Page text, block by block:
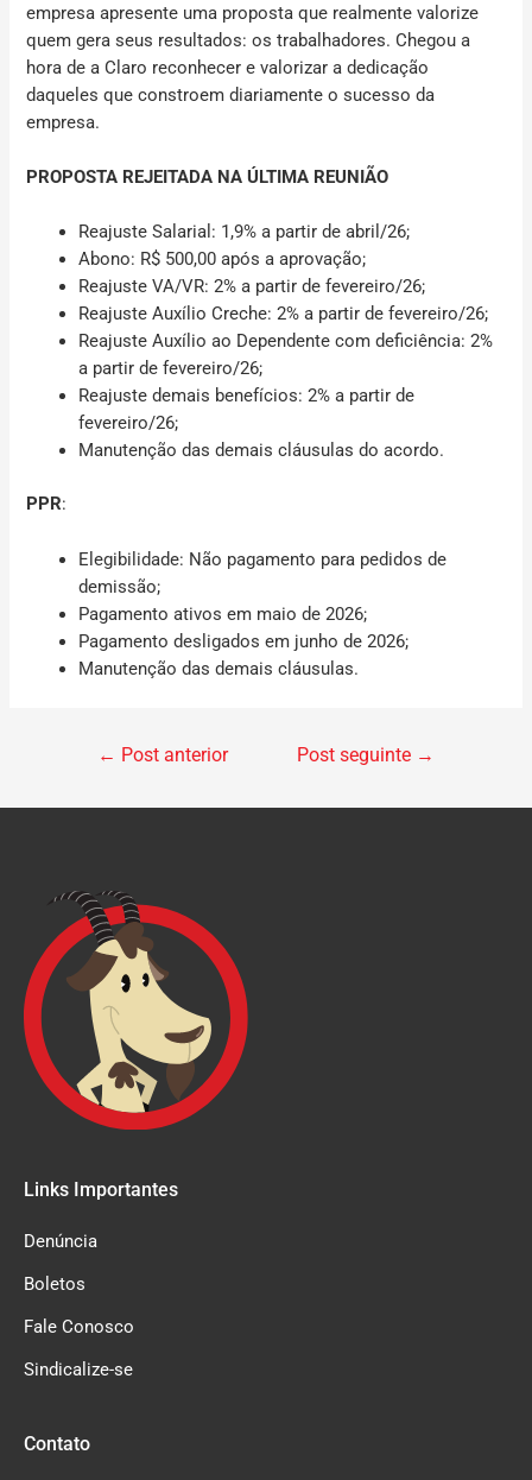
empresa apresente uma proposta que realmente valorize
quem gera seus resultados: os trabalhadores.Chegou a
hora de a Claro reconhecer e valorizar a dedicação
daqueles que constroem diariamente o sucesso da
empresa.
PROPOSTA REJEITADA NA ÚLTIMA REUNIÃO
Reajuste Salarial: 1,9% a partir de abril/26;
Abono: R$ 500,00 após a aprovação;
Reajuste VA/VR: 2% a partir de fevereiro/26;
Reajuste Auxílio Creche: 2% a partir de fevereiro/26;
Reajuste Auxílio ao Dependente com deficiência: 2%
a partir de fevereiro/26;
Reajuste demais benefícios: 2% a partir de
fevereiro/26;
Manutenção das demais cláusulas do acordo.
PPR:
Elegibilidade: Não pagamento para pedidos de
demissão;
Pagamento ativos em maio de 2026;
Pagamento desligados em junho de 2026;
Manutenção das demais cláusulas.
← Post anterior Post seguinte →
Links Importantes
Denúncia
Boletos
Fale Conosco
Sindicalize-se
Contato